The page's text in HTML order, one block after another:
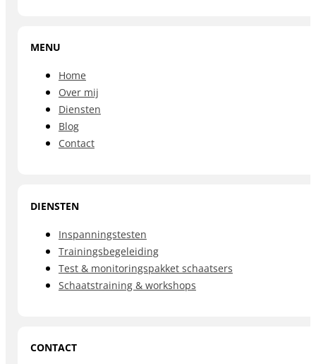
MENU
Home
Over mij
Diensten
Blog
Contact
DIENSTEN
Inspanningstesten
Trainingsbegeleiding
Test & monitoringspakket schaatsers
Schaatstraining & workshops
CONTACT